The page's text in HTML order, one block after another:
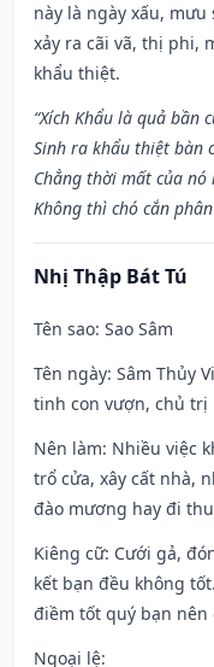
này là ngày xấu,
xảy ra cãi vã, thị phi,
khẩu thiệt.
“Xích Khẩu là quả bần
Sinh ra khẩu thiệt bàn
Chẳng thời mất của nó
Không thì chó cắn
Nhị Thập Bát Tú
Tên sao: Sao Sâm
Tên ngày: Sâm Thủy
tinh con vượn, chủ trị
Nên làm: Nhiều việc
trổ cửa, xây cất nhà,
đào mương hay đi
Kiêng cữ: Cưới gả,
kết bạn đều không
điềm tốt quý bạn nên
Ngoại lệ: